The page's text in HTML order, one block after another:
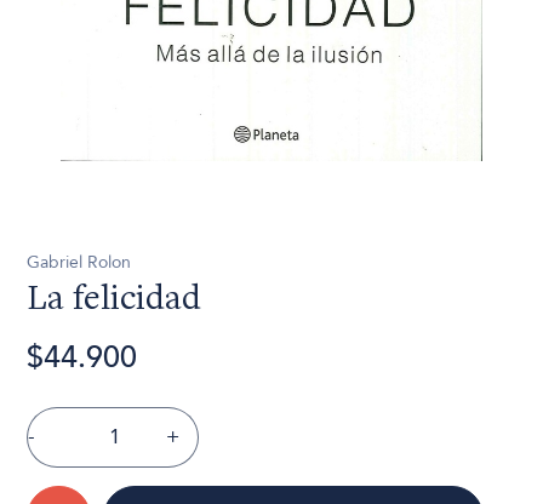
Gabriel Rolon
La felicidad
$44.900
- +